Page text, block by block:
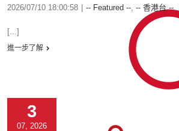
2026/07/10 18:00:58 -- Featured --, -- 香港台 --,
[...]
進一步了解
3
07, 2026